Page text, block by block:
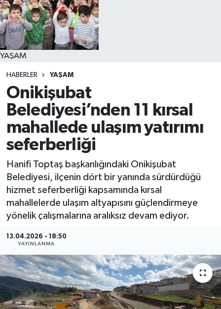
YAŞAM
HABERLER YAŞAM
Onikişubat
Belediyesi’nden 11 kırsal
mahallede ulaşım yatırımı
seferberliği
Hanifi Toptaş başkanlığındaki Onikişubat
Belediyesi, ilçenin dört bir yanında sürdürdüğü
hizmet seferberliği kapsamında kırsal
mahallelerde ulaşım altyapısını güçlendirmeye
yönelik çalışmalarına aralıksız devam ediyor.
13.04.2026 - 18:50
YAYINLANMA
YAŞAM